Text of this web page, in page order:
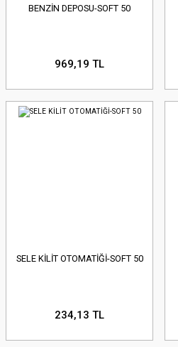
BENZİN DEPOSU-SOFT 50
969,19 TL
SELE KİLİT OTOMATİĞİ-SOFT 50
234,13 TL